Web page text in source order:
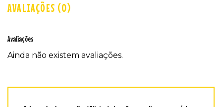
AVALIAÇÕES (0)
Avaliações
Ainda não existem avaliações.